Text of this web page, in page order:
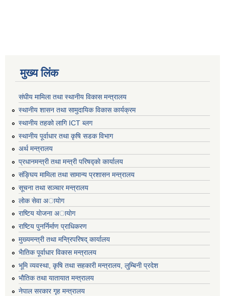
मुख्य लिंक
संघीय मामिला तथा स्थानीय विकास मन्त्रालय
स्थानीय शासन तथा सामुदायिक विकास कार्यक्रम
स्थानीय तहको लागि ICT ब्लग
स्थानीय पूर्वाधार तथा कृषि सडक विभाग
अर्थ मन्त्रालय
प्रधानमन्त्री तथा मन्त्री परिषद्काे कार्यालय
संङ्घिय मामिला तथा सामान्य प्रशासन मन्त्रालय
सूचना तथा सञ्चार मन्त्रालय
लाेक सेवा अायाेग
राष्टिय याेजना अायाेग
राष्टिय पुनर्निर्माण प्राधिकरण
मुख्यमन्त्री तथा मन्त्रिपरिषद् कार्यालय
भैातिक पूर्वाधार विकास मन्त्रालय
भूमि व्यवस्था, कृषि तथा सहकारी मन्त्रालय, लु्म्बिनी प्रदेश
भाैतिक तथा यातायात मन्त्रालय
नेपाल सरकार गृह मन्त्रालय